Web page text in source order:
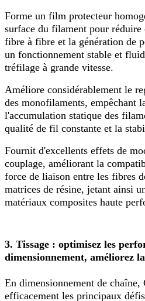
Forme un film protecteur
surface du filament pour réduire
fibre à fibre et la génération de
un fonctionnement stable et
tréfilage à grande vitesse.
Améliore considérablement le
des monofilaments, empêchant
l'accumulation statique des
qualité de fil constante et la
Fournit d'excellents effets de
couplage, améliorant la
force de liaison entre les fibres
matrices de résine, jetant ainsi
matériaux composites haute
3. Tissage : optimisez les
dimensionnement, améliorez
En dimensionnement de chaîne,
efficacement les principaux